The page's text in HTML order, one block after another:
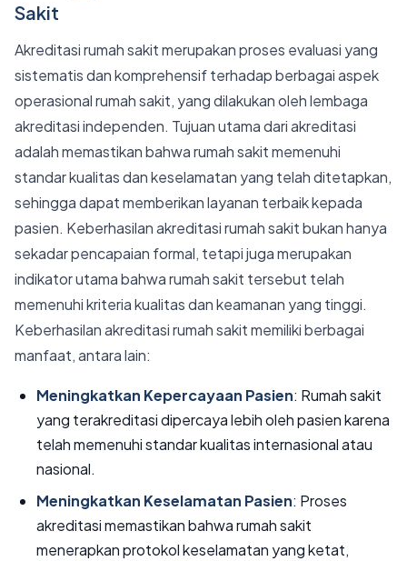
Sakit
Akreditasi rumah sakit merupakan proses evaluasi yang
sistematis dan komprehensif terhadap berbagai aspek
operasional rumah sakit, yang dilakukan oleh lembaga
akreditasi independen. Tujuan utama dari akreditasi
adalah memastikan bahwa rumah sakit memenuhi
standar kualitas dan keselamatan yang telah ditetapkan,
sehingga dapat memberikan layanan terbaik kepada
pasien. Keberhasilan akreditasi rumah sakit bukan hanya
sekadar pencapaian formal, tetapi juga merupakan
indikator utama bahwa rumah sakit tersebut telah
memenuhi kriteria kualitas dan keamanan yang tinggi.
Keberhasilan akreditasi rumah sakit memiliki berbagai
manfaat, antara lain:
Meningkatkan Kepercayaan Pasien: Rumah sakit
yang terakreditasi dipercaya lebih oleh pasien karena
telah memenuhi standar kualitas internasional atau
nasional.
Meningkatkan Keselamatan Pasien: Proses
akreditasi memastikan bahwa rumah sakit
menerapkan protokol keselamatan yang ketat,